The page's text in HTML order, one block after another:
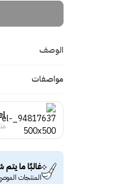
الوصف
مواصفات
غالبًا ما يتم
المنتجات